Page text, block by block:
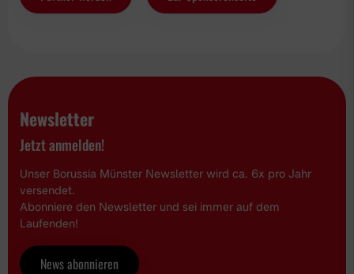
Newsletter
Jetzt anmelden!
Unser Borussia Münster Newsletter wird ca. 6x pro Jahr
versendet.
Abonniere den Newsletter und sei immer auf dem
Laufenden!
News abonnieren